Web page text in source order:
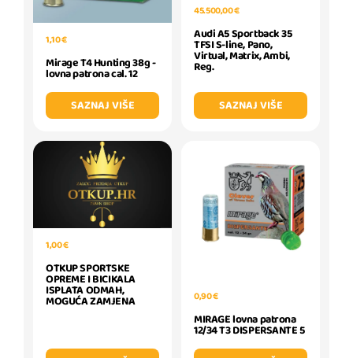
1,10 €
Mirage T4 Hunting 38g -
lovna patrona cal. 12
SAZNAJ VIŠE
45.500,00 €
Audi A5 Sportback 35
TFSI S-line, Pano,
Virtual, Matrix, Ambi,
Reg.
SAZNAJ VIŠE
1,00 €
OTKUP SPORTSKE
OPREME I BICIKALA
ISPLATA ODMAH,
MOGUĆA ZAMJENA 0,90 €
MIRAGE lovna patrona
12/34 T3 DISPERSANTE 5